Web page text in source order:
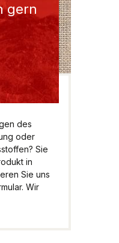
gern
des
oder
Sie
in
Sie uns
Wir